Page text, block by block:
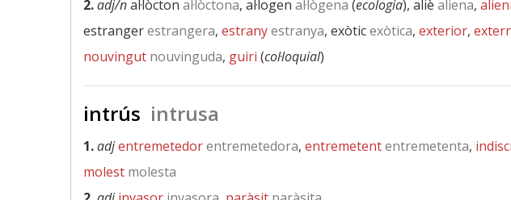
2.adj/nal·lòcton al·lòctona, al·logen al·lògena (ecologia), aliè aliena,
estrangerestrangera, estranyestranya, exòticexòtica, exterior,
nouvingut nouvinguda, guiri (col·loquial)
intrús intrusa
1.adjentremetedorentremetedora, entremetententremetenta,
molest molesta